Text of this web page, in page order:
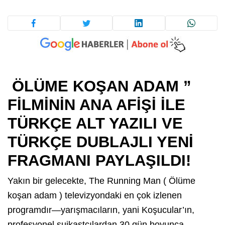
ÖLÜME KOŞAN ADAM ”
FİLMİNİN ANA AFİŞİ İLE
TÜRKÇE ALT YAZILI VE
TÜRKÇE DUBLAJLI YENİ
FRAGMANI PAYLAŞILDI!
Yakın bir gelecekte, The Running Man ( Ölüme
koşan adam ) televizyondaki en çok izlenen
programdır—yarışmacıların, yani Koşucular’ın,